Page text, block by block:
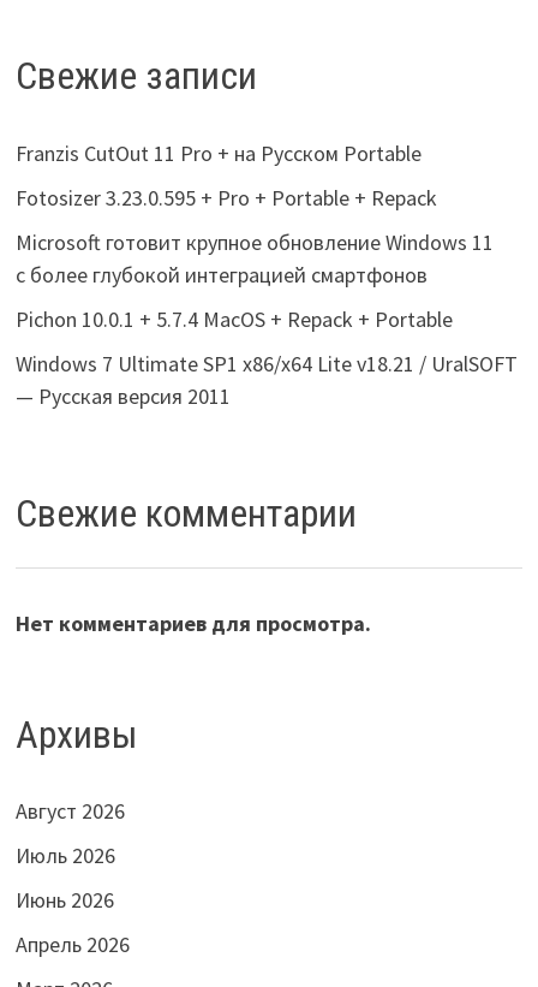
Свежие записи
Franzis CutOut 11 Pro + на Русском Portable
Fotosizer 3.23.0.595 + Pro + Portable + Repack
Microsoft готовит крупное обновление Windows 11
с более глубокой интеграцией смартфонов
Pichon 10.0.1 + 5.7.4 MacOS + Repack + Portable
Windows 7 Ultimate SP1 x86/x64 Lite v18.21 / UralSOFT
— Русская версия 2011
Свежие комментарии
Нет комментариев для просмотра.
Архивы
Август 2026
Июль 2026
Июнь 2026
Апрель 2026